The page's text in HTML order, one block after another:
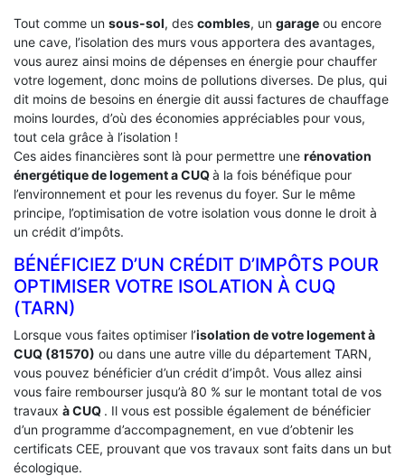
Tout comme un sous-sol, des combles, un garage ou encore
une cave, l’isolation des murs vous apportera des avantages,
vous aurez ainsi moins de dépenses en énergie pour chauffer
votre logement, donc moins de pollutions diverses. De plus, qui
dit moins de besoins en énergie dit aussi factures de chauffage
moins lourdes, d’où des économies appréciables pour vous,
tout cela grâce à l’isolation !
Ces aides financières sont là pour permettre une rénovation
énergétique de logement aCUQà la fois bénéfique pour
l’environnement et pour les revenus du foyer. Sur le même
principe, l’optimisation de votre isolation vous donne le droit à
un crédit d’impôts.
BÉNÉFICIEZ D’UN CRÉDIT D’IMPÔTS POUR
OPTIMISER VOTRE ISOLATION À ‎CUQ
(TARN)
Lorsque vous faites optimiser l’isolation de votre logement à
CUQ (81570) ou dans une autre ville du département TARN,
vous pouvez bénéficier d’un crédit d’impôt. Vous allez ainsi
vous faire rembourser jusqu’à 80 % sur le montant total de vos
travaux à CUQ . Il vous est possible également de bénéficier
d’un programme d’accompagnement, en vue d’obtenir les
certificats CEE, prouvant que vos travaux sont faits dans un but
écologique.